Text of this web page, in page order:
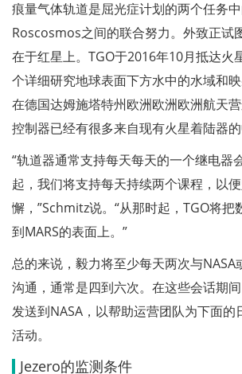
痕量气体轨道是屈光症计划的两个任务
Roscosmos之间的联合努力。外致正试
在于红星上。TGO于2016年10月抵达火
个详细研究地球表面下方水中的水域和
在德国达姆施塔特州欧洲欧洲欧洲航天
控制器已经有很多来自现有火星着陆器的
“轨道器通常支持每天每天的一个继电器
起，我们将支持每天持续两个课程，以
懈，”Schmitz说。“从那时起，TGO将把
到MARS的表面上。”
总的来说，毅力将至少每天两次与NASA
沟通，通常是四到六次。在这些会话期
发送到NASA，以帮助运营团队为下面的
活动。
Jezero的监测条件